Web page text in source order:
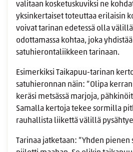
valitaan kosketuskuviksi ne
yksinkertaiset toteuttaa erilaisin
voivat tarinan edetessä olla
odottamassa kohtaa, joka
satuhierontaliikkeen tarinaan.
Esimerkiksi Taikapuu-tarinan
satuhieronnan näin: ”Olipa
keräsi metsässä marjoja,
Samalla kertoja tekee sormilla
rauhallista liikettä välillä
Tarinaa jatketaan: ”Yhden